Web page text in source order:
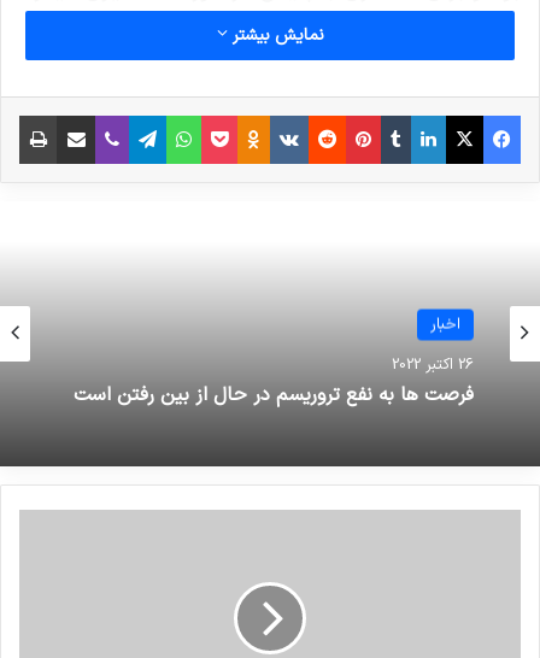
تروریست‌ها در حال انتقال از شهر مولتان به مظفرگر
کاروان پلیس حمله کردند.
کشته شدند
نوشته های مشابه
انتشار شاخص تروریسم جهانی در
سال 2022: افغانستان همچنان در
بررسی فیلم‌ها و سریال‌های ایرانی با
نمایش بیشتر
فیس بوک X لینکدین
‫تامبلر‫پین‌ترست
‫رددیت‫VKontakte
‫Odnoklassniki
پاکتواتس آپ تلگراموایبر اشتراک گذاری از طریق ایمیل
اخبار
26 اکتبر 2022اخبار
13 فوریه 2023